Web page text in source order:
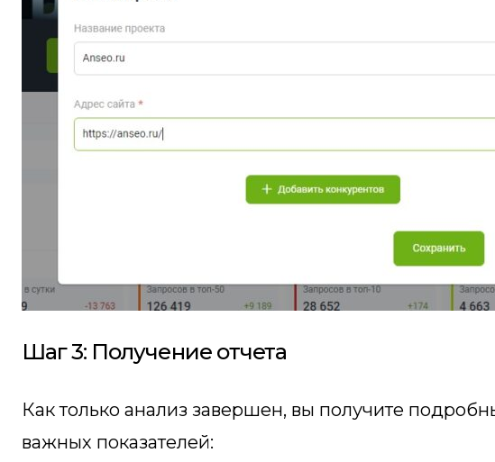
Шаг 3: Получение отчета
Как только анализ завершен, вы получите
важных показателей: